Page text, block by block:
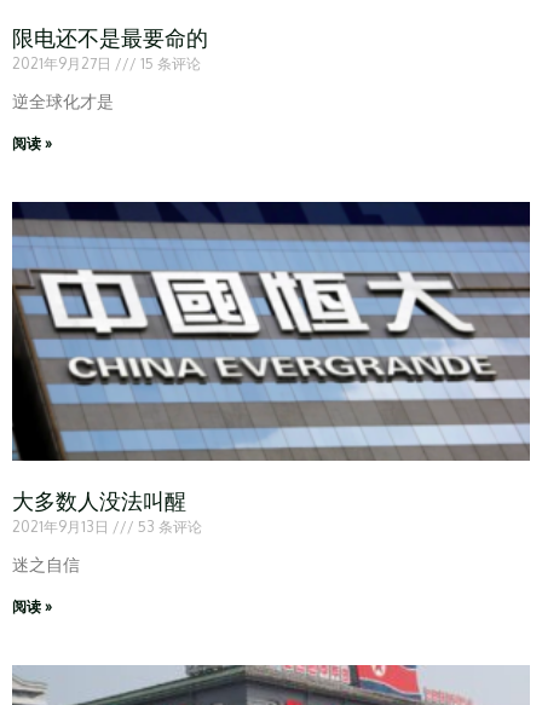
限电还不是最要命的
2021年9月27日 15 条评论
逆全球化才是
阅读 »
大多数人没法叫醒
2021年9月13日 53 条评论
迷之自信
阅读 »